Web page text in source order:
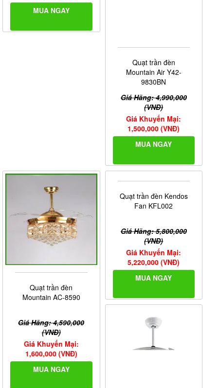
MUA NGAY
Quạt trần đèn
Mountain Air Y42-
9830BN
Giá Hãng: 4,990,000
(VNĐ)
Giá Khuyến Mại:
1,500,000 (VNĐ)
MUA NGAY
Quạt trần đèn
Mountain AC-8590
Giá Hãng: 4,590,000
(VNĐ)
Giá Khuyến Mại:
1,600,000 (VNĐ)
MUA NGAY
Quạt trần đèn Kendos
Fan KFL002
Giá Hãng: 5,800,000
(VNĐ)
Giá Khuyến Mại:
5,220,000 (VNĐ)
MUA NGAY